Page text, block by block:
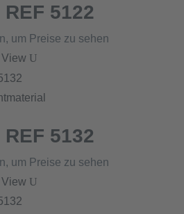
5122
um Preise zu sehen
View
5132
um Preise zu sehen
View